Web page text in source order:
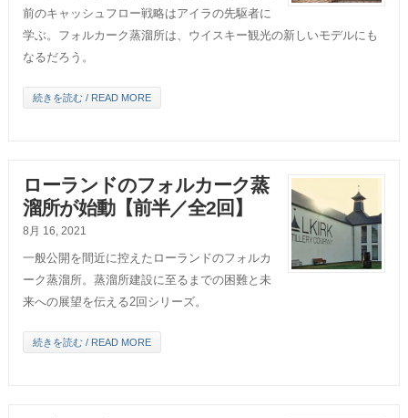
前のキャッシュフロー戦略はアイラの先駆者に
学ぶ。フォルカーク蒸溜所は、ウイスキー観光の新しいモデルにも
なるだろう。
続きを読む / READ MORE
ローランドのフォルカーク蒸
溜所が始動【前半／全2回】
8月 16, 2021
一般公開を間近に控えたローランドのフォルカ
ーク蒸溜所。蒸溜所建設に至るまでの困難と未
来への展望を伝える2回シリーズ。
続きを読む / READ MORE